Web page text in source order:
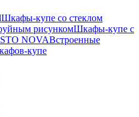
Шкафы-купе со стеклом
рисункомШкафы-купе с
NOVAВстроенные
купе